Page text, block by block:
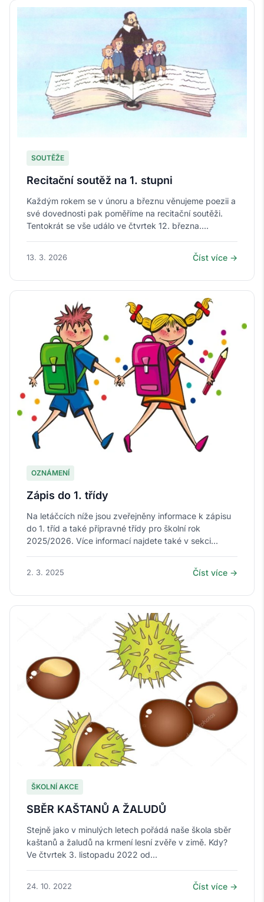
SOUTĚŽE
Recitační soutěž na 1. stupni
Každým rokem se v únoru a březnu věnujeme poezii a
své dovednosti pak poměříme na recitační soutěži.
Tentokrát se vše událo ve čtvrtek 12. března....
13. 3. 2026 Číst více →
OZNÁMENÍ
Zápis do 1. třídy
Na letáčcích níže jsou zveřejněny informace k zápisu
do 1. tříd a také přípravné třídy pro školní rok
2025/2026. Více informací najdete také v sekci...
2. 3. 2025 Číst více →
ŠKOLNÍ AKCE
SBĚR KAŠTANŮ A ŽALUDŮ
Stejně jako v minulých letech pořádá naše škola sběr
kaštanů a žaludů na krmení lesní zvěře v zimě. Kdy?
Ve čtvrtek 3. listopadu 2022 od...
24. 10. 2022 Číst více →